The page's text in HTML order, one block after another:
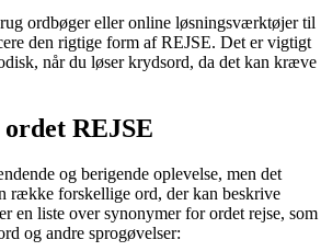
ordbøger eller online løsningsværktøjer til
den rigtige form af REJSE. Det er vigtigt
når du løser krydsord, da det kan kræve
REJSE
og berigende oplevelse, men det
række forskellige ord, der kan beskrive
en liste over synonymer for ordet rejse, som
og andre sprogøvelser: